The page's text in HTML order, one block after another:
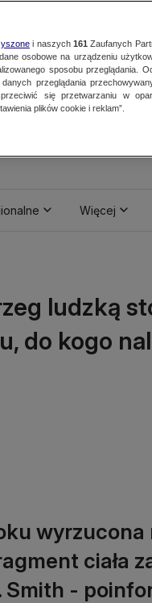
Więcej
ludzką
do kogo
ciała
-
i naszych 161 Zaufanych
osobowe na urządzeniu
sposobu przeglądania.
przeglądania
się przetwarzaniu w
plików cookie i reklam”.